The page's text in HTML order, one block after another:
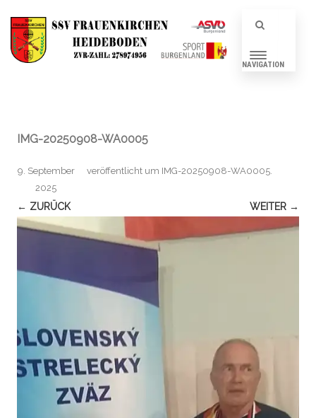
NAVIGATION
IMG-20250908-WA0005
veröffentlicht
9. September
2025
um IMG-20250908-WA0005.
← ZURÜCK WEITER →